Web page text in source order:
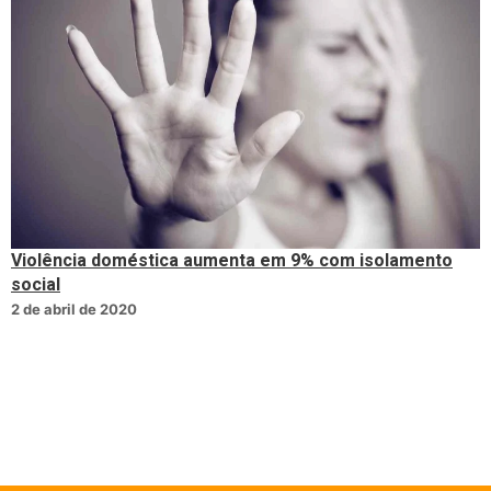
Violência doméstica aumenta em 9% com isolamento
social
2 de abril de 2020